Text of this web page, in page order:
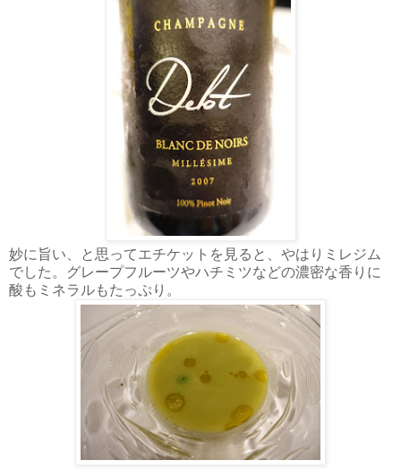
妙に旨い、と思ってエチケットを見ると、やはりミレジム
でした。グレープフルーツやハチミツなどの濃密な香りに
酸もミネラルもたっぷり。